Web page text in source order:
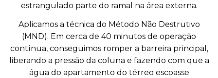
estrangulado parte do ramal na área externa.
Aplicamos a técnica do Método Não Destrutivo
(MND). Em cerca de 40 minutos de operação
contínua, conseguimos romper a barreira principal,
liberando a pressão da coluna e fazendo com que a
água do apartamento do térreo escoasse